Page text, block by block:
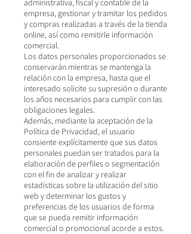
administrativa, fiscal y contable de la
empresa, gestionar y tramitar los pedidos
y compras realizadas a través de la tienda
online, así como remitirle información
comercial.
Los datos personales proporcionados se
conservarán mientras se mantenga la
relación con la empresa, hasta que el
interesado solicite su supresión o durante
los años necesarios para cumplir con las
obligaciones legales.
Además, mediante la aceptación de la
Política de Privacidad, el usuario
consiente explícitamente que sus datos
personales puedan ser tratados para la
elaboración de perfiles o segmentación
con el fin de analizar y realizar
estadísticas sobre la utilización del sitio
web y determinar los gustos y
preferencias de los usuarios de forma
que se pueda remitir información
comercial o promocional acorde a estos.